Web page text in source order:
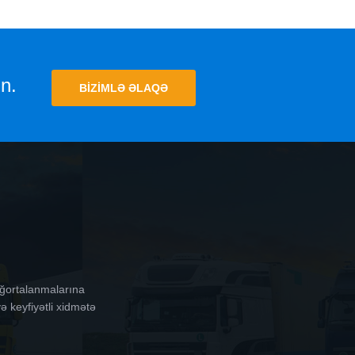
BIZIMLƏ ƏLAQƏ
keyfiyətli xidmətə